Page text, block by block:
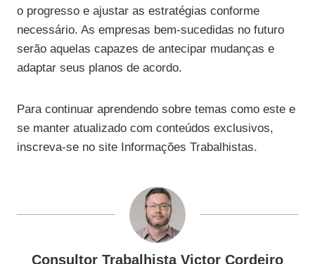
o progresso e ajustar as estratégias conforme
necessário. As empresas bem-sucedidas no futuro
serão aquelas capazes de antecipar mudanças e
adaptar seus planos de acordo.
Para continuar aprendendo sobre temas como este e
se manter atualizado com conteúdos exclusivos,
inscreva-se no site Informações Trabalhistas.
Consultor Trabalhista Victor Cordeiro